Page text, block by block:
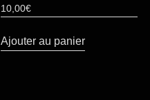
10,00€
Ajouter au panier